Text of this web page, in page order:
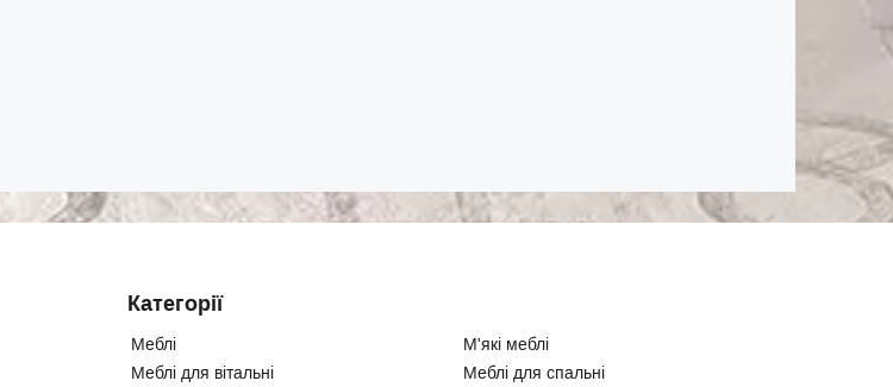
Категорії
Меблі
М'які меблі
Меблі для вітальні
Меблі для спальні